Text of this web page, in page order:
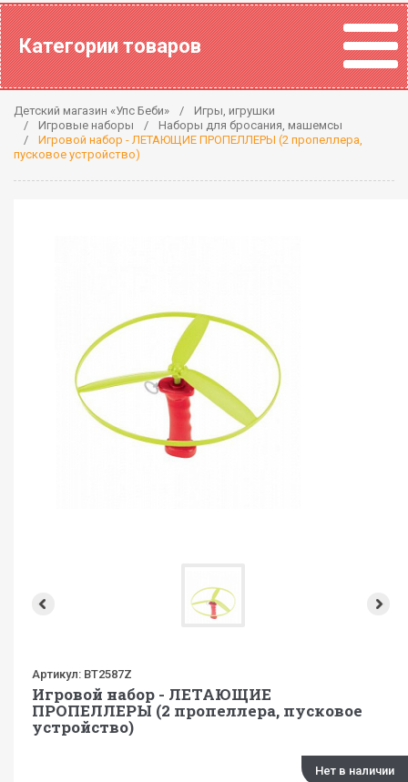
Категории товаров
Детский магазин «Упс Беби»
Игры, игрушки
Игровые наборы
Наборы для бросания, машемсы
Игровой набор - ЛЕТАЮЩИЕ ПРОПЕЛЛЕРЫ (2 пропеллера,
пусковое устройство)
Артикул: BT2587Z
Игровой набор - ЛЕТАЮЩИЕ
ПРОПЕЛЛЕРЫ (2 пропеллера, пусковое
устройство)
Нет в наличии